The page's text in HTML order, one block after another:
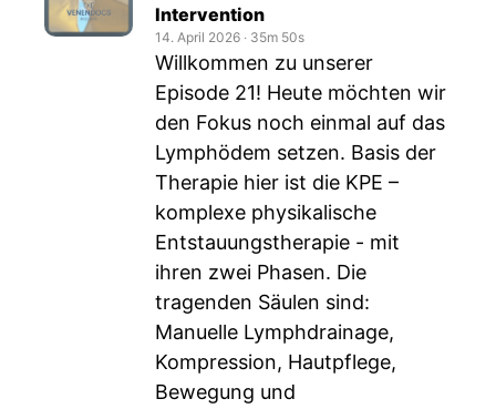
Intervention
14. April 2026 ‧ 35m 50s
Willkommen zu unserer
Episode 21! Heute möchten wir
den Fokus noch einmal auf das
Lymphödem setzen. Basis der
Therapie hier ist die KPE –
komplexe physikalische
Entstauungstherapie - mit
ihren zwei Phasen. Die
tragenden Säulen sind:
Manuelle Lymphdrainage,
Kompression, Hautpflege,
Bewegung und